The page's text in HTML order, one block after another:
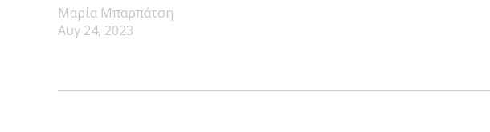
Μαρία Μπαρπάτση
Αυγ 24, 2023